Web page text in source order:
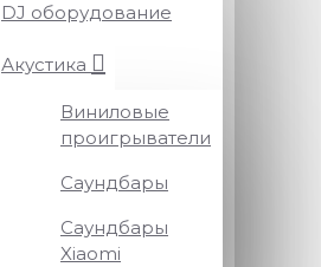
DJ оборудование
Акустика
Виниловые
проигрыватели
Саундбары
Саундбары
Xiaomi